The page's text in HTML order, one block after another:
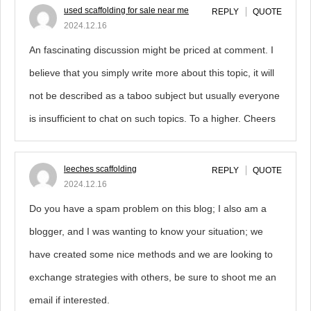
used scaffolding for sale near me
2024.12.16
REPLY QUOTE
An fascinating discussion might be priced at comment. I
believe that you simply write more about this topic, it will
not be described as a taboo subject but usually everyone
is insufficient to chat on such topics. To a higher. Cheers
leeches scaffolding
2024.12.16
REPLY QUOTE
Do you have a spam problem on this blog; I also am a
blogger, and I was wanting to know your situation; we
have created some nice methods and we are looking to
exchange strategies with others, be sure to shoot me an
email if interested.